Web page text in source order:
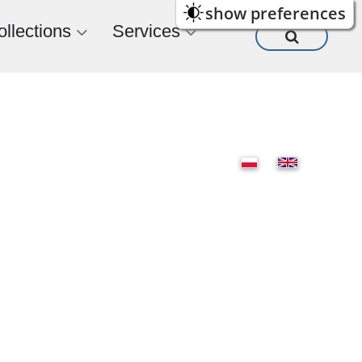
show preferences
Services